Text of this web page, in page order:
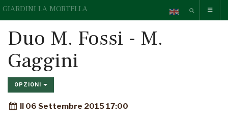
GIARDINI LA MORTELLA
Duo M. Fossi - M.
Gaggini
OPZIONI
Il 06 Settembre 2015 17:00